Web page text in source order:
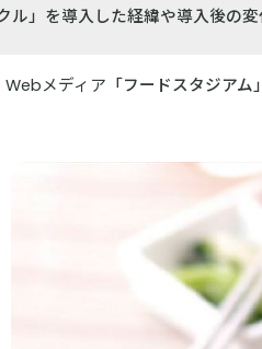
ル」を導入した経緯や導入後の変
メディア 「フードスタジアム」